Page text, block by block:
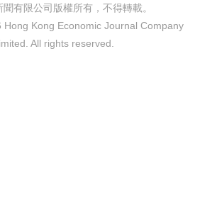
有限公司版權所有，不得轉載。
Kong Economic Journal Company
All rights reserved.